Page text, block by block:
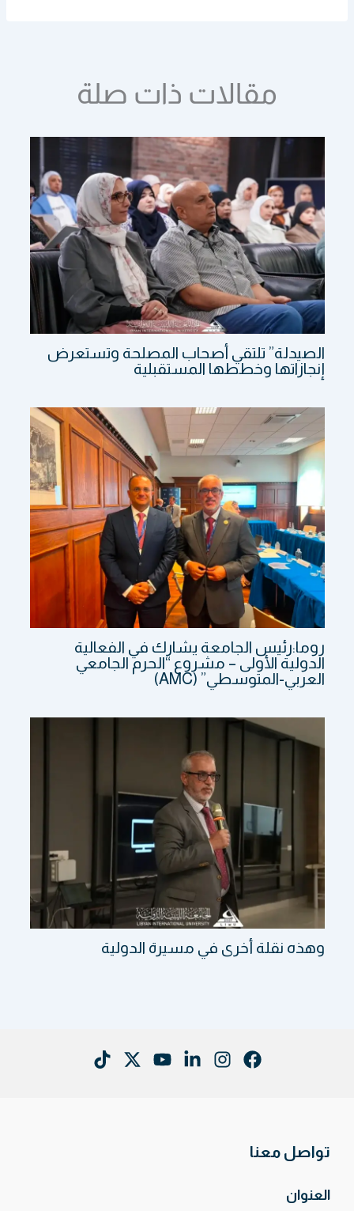
مقالات ذات صلة
الصيدلة” تلتقي أصحاب المصلحة وتستعرض
إنجازاتها وخططها المستقبلية
روما:رئيس الجامعة يشارك في الفعالية
الدولية الأولى – مشروع “الحرم الجامعي
العربي-المتوسطي” (AMC)
وهذه نقلة أخرى في مسيرة الدولية
تواصل معنا
العنوان